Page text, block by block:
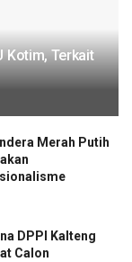
Kotim, Terkait
Merah Putih
DPPI Kalteng
Calon